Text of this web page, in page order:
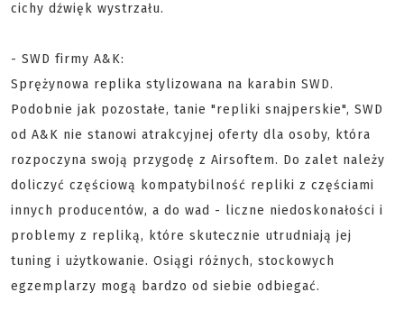
cichy dźwięk wystrzału.
- SWD firmy A&K:
Sprężynowa replika stylizowana na karabin SWD.
Podobnie jak pozostałe, tanie "repliki snajperskie", SWD
od A&K nie stanowi atrakcyjnej oferty dla osoby, która
rozpoczyna swoją przygodę z Airsoftem. Do zalet należy
doliczyć częściową kompatybilność repliki z częściami
innych producentów, a do wad - liczne niedoskonałości i
problemy z repliką, które skutecznie utrudniają jej
tuning i użytkowanie. Osiągi różnych, stockowych
egzemplarzy mogą bardzo od siebie odbiegać.